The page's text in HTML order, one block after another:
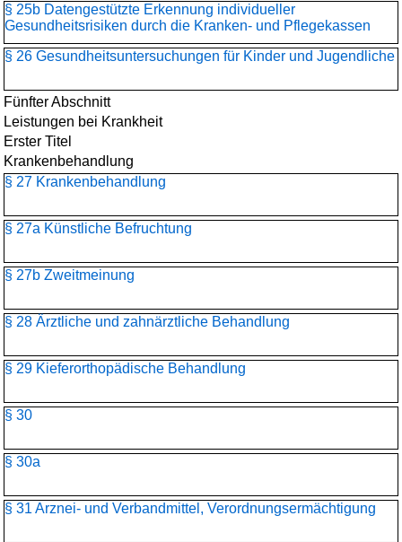
§ 25b Datengestützte Erkennung individueller
Gesundheitsrisiken durch die Kranken- und Pflegekassen
§ 26 Gesundheitsuntersuchungen für Kinder und Jugendliche
Fünfter Abschnitt
Leistungen bei Krankheit
Erster Titel
Krankenbehandlung
§ 27 Krankenbehandlung
§ 27a Künstliche Befruchtung
§ 27b Zweitmeinung
§ 28 Ärztliche und zahnärztliche Behandlung
§ 29 Kieferorthopädische Behandlung
§ 30
§ 30a
§ 31 Arznei- und Verbandmittel, Verordnungsermächtigung